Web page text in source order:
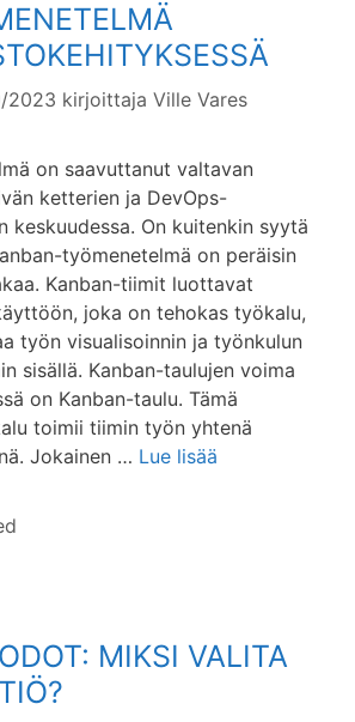
2023 kirjoittaja Ville Vares
on saavuttanut valtavan
ketterien ja DevOps-
keskuudessa. On kuitenkin syytä
työmenetelmä on peräisin
Kanban-tiimit luottavat
joka on tehokas työkalu,
työn visualisoinnin ja työnkulun
sisällä. Kanban-taulujen voima
on Kanban-taulu. Tämä
toimii tiimin työn yhtenä
Jokainen … Lue lisää
MIKSI VALITA